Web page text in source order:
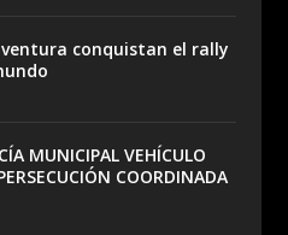
conquistan el rally
MUNICIPAL VEHÍCULO
COORDINADA